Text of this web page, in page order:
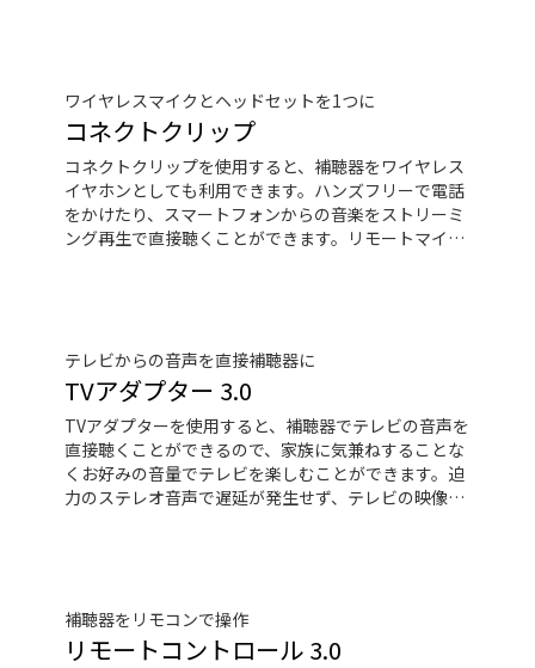
ワイヤレスマイクとヘッドセットを1つに
コネクトクリップ
コネクトクリップを使用すると、補聴器をワイヤレス
イヤホンとしても利用できます。ハンズフリーで電話
をかけたり、スマートフォンからの音楽をストリーミ
ング再生で直接聴くことができます。リモートマイク
テレビからの音声を直接補聴器に
TVアダプター 3.0
TVアダプターを使用すると、補聴器でテレビの音声を
直接聴くことができるので、家族に気兼ねすることな
くお好みの音量でテレビを楽しむことができます。迫
力のステレオ音声で遅延が発生せず、テレビの映像を
補聴器をリモコンで操作
リモートコントロール 3.0